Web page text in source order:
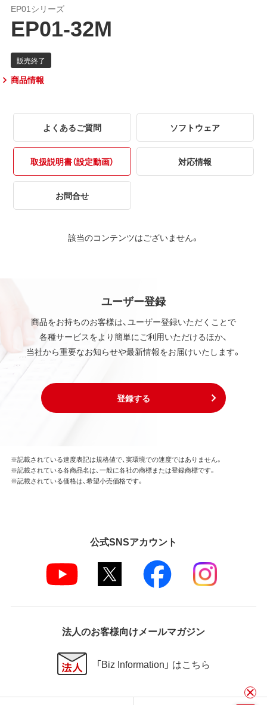
EP01シリーズ
EP01-32M
商品情報
よくあるご質問 ソフトウェア
取扱説明書（設定動画） 対応情報
お問合せ
該当のコンテンツはございません。
ユーザー登録
商品をお持ちのお客様は、ユーザー登録いただくことで
各種サービスをより簡単にご利用いただけるほか、
当社から重要なお知らせや最新情報をお届けいたします。
登録する
※記載されている速度表記は規格値で、実環境での速度ではありません。
※記載されている各商品名は、一般に各社の商標または登録商標です。
※記載されている価格は、希望小売価格です。
公式SNSアカウント
法人のお客様向けメールマガジン
「Biz Information」 はこちら